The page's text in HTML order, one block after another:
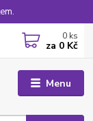
Menu
0 ks
za 0 Kč